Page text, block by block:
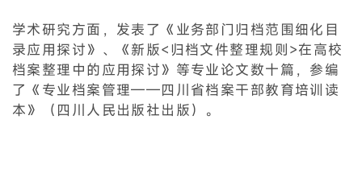
学术研究方面，发表了《业务部门归档范围细化目
录应用探讨》、《新版<归档文件整理规则>在高校
档案整理中的应用探讨》等专业论文数十篇，参编
了《专业档案管理——四川省档案干部教育培训读
本》（四川人民出版社出版）。